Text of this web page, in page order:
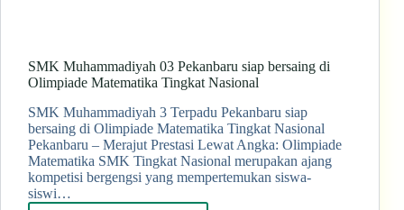
SMK Muhammadiyah 03 Pekanbaru siap bersaing di
Olimpiade Matematika Tingkat Nasional
SMK Muhammadiyah 3 Terpadu Pekanbaru siap
bersaing di Olimpiade Matematika Tingkat Nasional
Pekanbaru – Merajut Prestasi Lewat Angka: Olimpiade
Matematika SMK Tingkat Nasional merupakan ajang
kompetisi bergengsi yang mempertemukan siswa-
siswi…